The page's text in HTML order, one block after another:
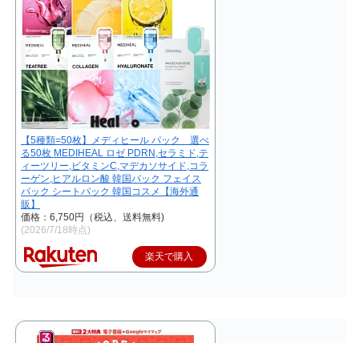
【5種類=50枚】メディヒール パック 選べ
る50枚 MEDIHEAL ロゼ PDRN,セラミド,テ
ィーツリー,ビタミンC,マデカソサイド,コラ
ーゲン,ヒアルロン酸 韓国パック フェイス
パック シートパック 韓国コスメ【海外通
販】
価格：6,750円（税込、送料無料)
(2026/7/18時点)
楽天で購入